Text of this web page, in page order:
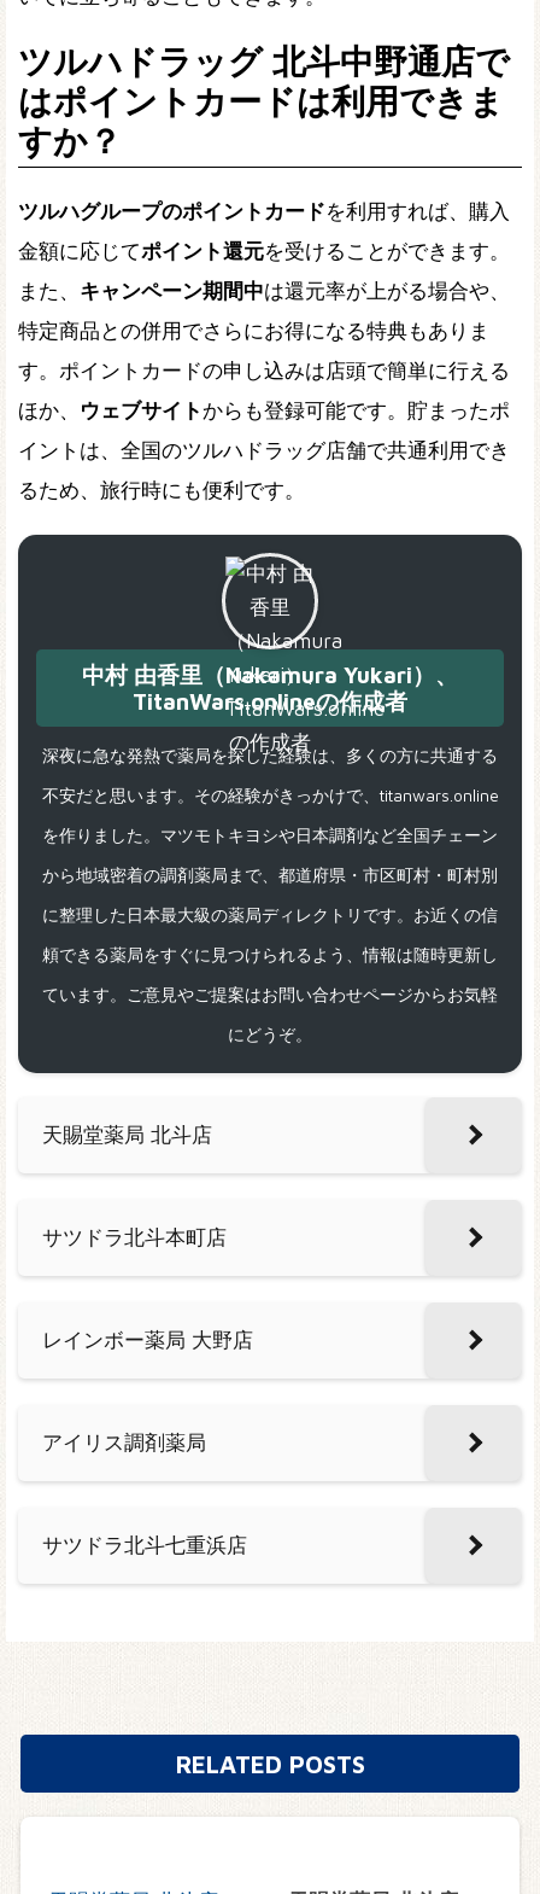
ツルハドラッグ 北斗中野通店で
はポイントカードは利用できま
すか？
ツルハグループのポイントカードを利用すれば、購入
金額に応じてポイント還元を受けることができます。
また、 キャンペーン期間中は還元率が上がる場合や、
特定商品との併用でさらにお得になる特典もありま
す。ポイントカードの申し込みは店頭で簡単に行える
ほか、 ウェブサイト からも登録可能です。貯まったポ
イントは、全国のツルハドラッグ店舗で共通利用でき
るため、旅行時にも便利です。
中村 由香里（Nakamura Yukari）、
TitanWars.onlineの作成者
深夜に急な発熱で薬局を探した経験は、多くの方に共通する
不安だと思います。その経験がきっかけで、titanwars.online
を作りました。マツモトキヨシや日本調剤など全国チェーン
から地域密着の調剤薬局まで、都道府県・市区町村・町村別
に整理した日本最大級の薬局ディレクトリです。お近くの信
頼できる薬局をすぐに見つけられるよう、情報は随時更新し
ています。ご意見やご提案はお問い合わせページからお気軽
にどうぞ。
天賜堂薬局 北斗店
サツドラ北斗本町店
レインボー薬局 大野店
アイリス調剤薬局
サツドラ北斗七重浜店
RELATED POSTS